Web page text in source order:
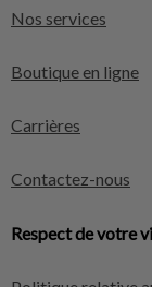
Nos services
Boutique en ligne
Carrières
Contactez-nous
Respect de votre